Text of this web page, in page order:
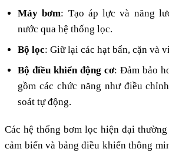
Máy bơm: Tạo áp lực và năng
nước qua hệ thống lọc.
Bộ lọc: Giữ lại các hạt bẩn, cặn và
Bộ điều khiển động cơ: Đảm bảo
gồm các chức năng như điều
soát tự động.
Các hệ thống bơm lọc hiện đại
cảm biến và bảng điều khiển thông